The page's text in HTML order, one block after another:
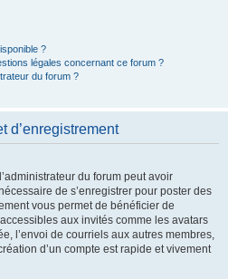
?
légales concernant ce forum ?
du forum ?
d’enregistrement
du forum peut avoir
de s’enregistrer pour poster des
vous permet de bénéficier de
aux invités comme les avatars
l’envoi de courriels aux autres membres,
d’un compte est rapide et vivement